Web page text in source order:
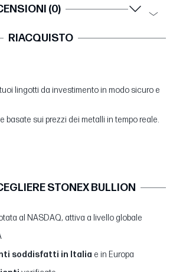
(0)
RIACQUISTO
lingotti da investimento in modo sicuro e
basate sui prezzi dei metalli in tempo reale.
STONEX BULLION
al NASDAQ, attiva a livello globale
soddisfatti in Italia e in Europa